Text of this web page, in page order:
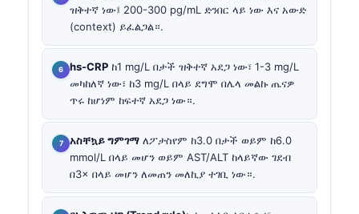
ዝቅተኛ ነው፤ 200-300 pg/mL ድንበር ላይ ነው እና አውድ
(context) ይፈልጋል።.
hs-CRP ከ1 mg/L በታች ዝቅተኛ አደጋ ነው፣ 1-3 mg/L
መካከለኛ ነው፣ ከ3 mg/L በላይ ደግሞ በሌላ መልኩ ጤናዎ
ጥሩ ከሆነም ከፍተኛ አደጋ ነው።.
አስቸኳይ ግምገማ ለፖታስየም ከ3.0 በታች ወይም ከ6.0
mmol/L በላይ መሆን ወይም AST/ALT ከላይኛው ገደብ
በ3× በላይ መሆን ለመጠን መለኪያ ተገቢ ነው።.